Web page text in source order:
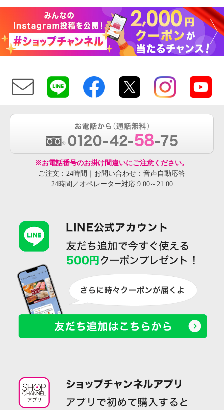
※お電話番号のお掛け間違いにご注意ください。
ご注文：24時間｜お問い合わせ：音声自動応答
24時間／オペレーター対応 9:00～21:00